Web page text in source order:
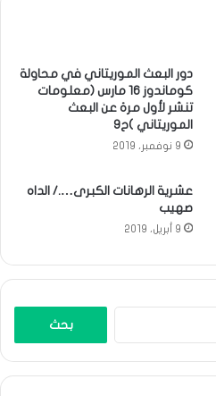
دور البعث الموريتاني في محاولة
كوماندوز 16 مارس (معلومات
تنشر لأول مرة عن البعث
الموريتاني )ح9
9 نوفمبر، 2019
عشرية الرهانات الكبرى…./ الداه
صهيب
9 أبريل، 2019